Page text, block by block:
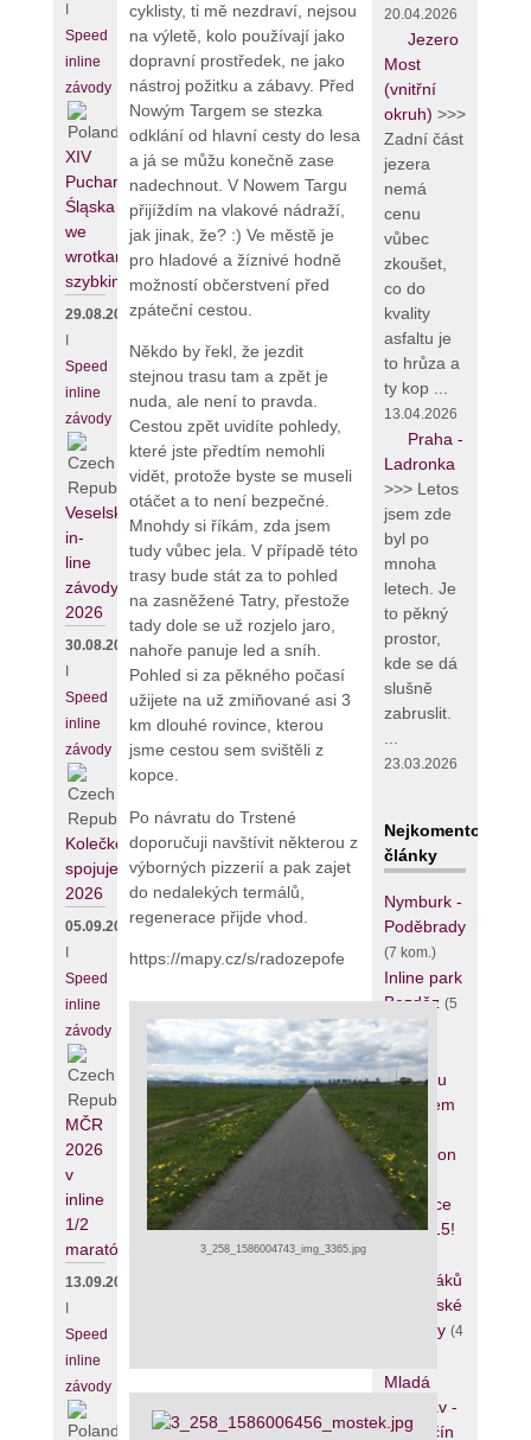
Speed
inline
závody
XIV
Puchar
Śląska
we
wrotkarstwie
szybkim
29.08.2026
Speed
inline
závody
Veselské
in-
line
závody
2026
30.08.2026
Speed
inline
závody
Kolečko
spojuje
2026
05.09.2026
Speed
inline
závody
MČR
2026
v
inline
1/2
maratónu
13.09.2026
Speed
inline
závody
cyklisty, ti mě nezdraví, nejsou
na výletě, kolo používají jako
dopravní prostředek, ne jako
nástroj požitku a zábavy. Před
Nowým Targem se stezka
odklání od hlavní cesty do lesa
a já se můžu konečně zase
nadechnout. V Nowem Targu
přijíždím na vlakové nádraží,
jak jinak, že? :) Ve městě je
pro hladové a žíznivé hodně
možností občerstvení před
zpáteční cestou.
Někdo by řekl, že jezdit
stejnou trasu tam a zpět je
nuda, ale není to pravda.
Cestou zpět uvidíte pohledy,
které jste předtím nemohli
vidět, protože byste se museli
otáčet a to není bezpečné.
Mnohdy si říkám, zda jsem
tudy vůbec jela. V případě této
trasy bude stát za to pohled
na zasněžené Tatry, přestože
tady dole se už rozjelo jaro,
nahoře panuje led a sníh.
Pohled si za pěkného počasí
užijete na už zmiňované asi 3
km dlouhé rovince, kterou
jsme cestou sem svištěli z
kopce.
Po návratu do Trstené
doporučuji navštívit některou z
výborných pizzerií a pak zajet
do nedalekých termálů,
regenerace přijde vhod.
https://mapy.cz/s/radozepofe
3_258_1586004743_img_3365.jpg
20.04.2026
Jezero
Most
(vnitřní
okruh) >>>
Zadní část
jezera
nemá
cenu
vůbec
zkoušet,
co do
kvality
asfaltu je
to hrůza a
ty kop ...
13.04.2026
Praha -
Ladronka
>>> Letos
jsem zde
byl po
mnoha
letech. Je
to pěkný
prostor,
kde se dá
slušně
zabruslit.
...
23.03.2026
články
Nymburk -
Poděbrady
(7 kom.)
Inline park
Bezděz (5
kom.)
Se
Standou
Řezáčem
na
Gigathlon
do
Jablonce
8.8.2015!
5 Zabijáků
bruslařské
techniky (4
Mladá
Boleslav -
Bezděčín